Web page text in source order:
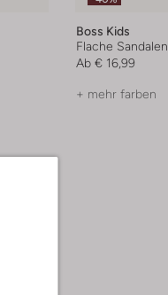
Boss Kids
Flache Sandalen
Ab € 16,99
+ mehr farben